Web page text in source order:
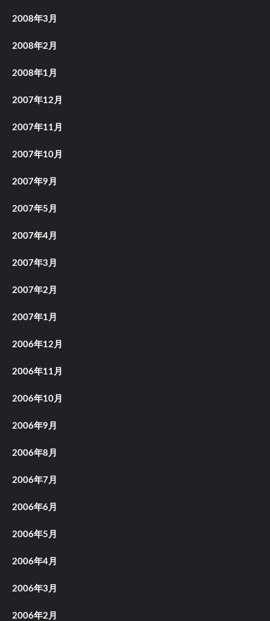
2008年3月
2008年2月
2008年1月
2007年12月
2007年11月
2007年10月
2007年9月
2007年5月
2007年4月
2007年3月
2007年2月
2007年1月
2006年12月
2006年11月
2006年10月
2006年9月
2006年8月
2006年7月
2006年6月
2006年5月
2006年4月
2006年3月
2006年2月